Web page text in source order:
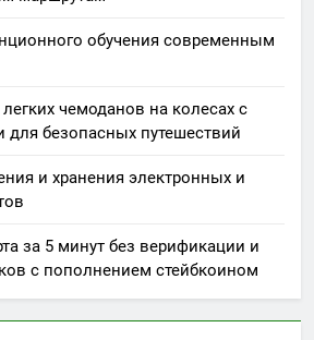
обучения современным
чемоданов на колесах с
для безопасных путешествий
и хранения электронных и
за 5 минут без верификации и
с пополнением стейбкоином